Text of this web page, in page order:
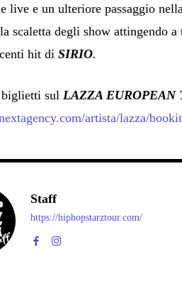
live e un ulteriore passaggio
scaletta degli show attingendo
hit diSIRIO.
sul LAZZA EUROPEAN
artista/lazza/
Staff
https://hiphopstarztour.com/